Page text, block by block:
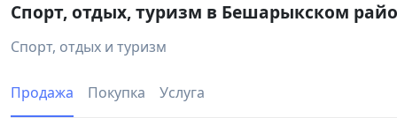
Спорт, отдых, туризм в Бешарыкском
Спорт, отдых и туризм
Продажа Покупка Услуга